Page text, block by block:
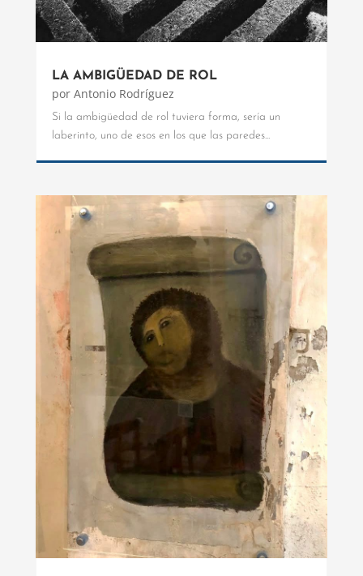
LA AMBIGÜEDAD DE ROL
por Antonio Rodríguez
Si la ambigüedad de rol tuviera forma, sería un
laberinto, uno de esos en los que las paredes...